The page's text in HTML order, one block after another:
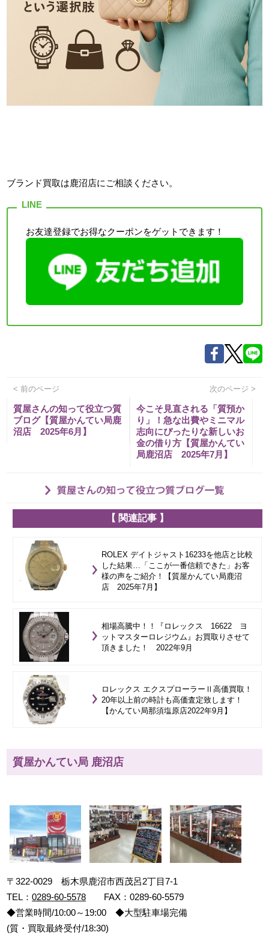
ブランド買取は鹿沼店にご相談ください。
お友達登録でお得なクーポンをゲットできます！
< 前のページ 次のページ >
質屋さんの知って役立つ質
ブログ【質屋かんてい局鹿
沼店 2025年6月】
今こそ見直される「質預か
り」！急な出費やミニマル
志向にぴったりな新しいお
金の借り方【質屋かんてい
局鹿沼店 2025年7月】
【 関連記事 】
ROLEX デイトジャスト16233を他店と比較
した結果…「ここが一番信頼できた」お客
様の声をご紹介！【質屋かんてい局鹿沼
店 2025年7月】
相場高騰中！！『ロレックス 16622 ヨ
ットマスターロレジウム』お買取りさせて
頂きました！ 2022年9月
ロレックス エクスプローラーⅡ高価買取！
20年以上前の時計も高価査定致します！
【かんてい局那須塩原店2022年9月】
質屋かんてい局 鹿沼店
〒322-0029 栃木県鹿沼市西茂呂2丁目7-1
TEL：0289-60-5578 FAX：0289-60-5579
◆営業時間/10:00～19:00 ◆大型駐車場完備
(質・買取最終受付/18:30)